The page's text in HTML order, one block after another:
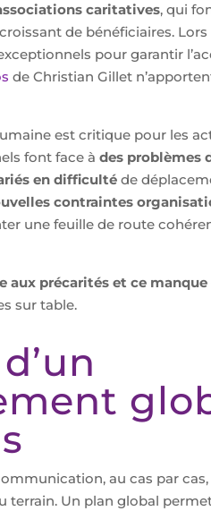
caritatives, qui
de bénéficiaires.
pour garantir
de Christian Gillet
est critique pour les
font face àdes problèmes
en difficulté de
contraintes
une feuille de route
précarités et ce manque
sur table.
au cas par
terrain. Un plan global